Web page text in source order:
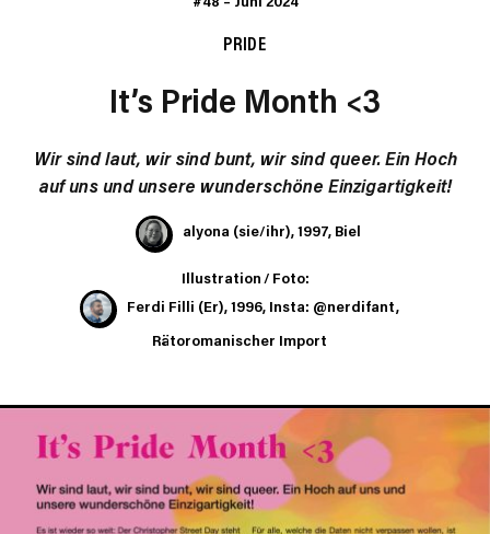
PRIDE
It’s Pride Month <3
Wir sind laut, wir sind bunt, wir sind queer. Ein Hoch
auf uns und unsere wunderschöne Einzigartigkeit!
alyona (sie/ihr), 1997, Biel
Illustration / Foto:
Ferdi Filli (Er), 1996, Insta: @nerdifant,
Rätoromanischer Import